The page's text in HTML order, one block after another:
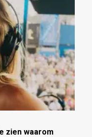
zien waarom